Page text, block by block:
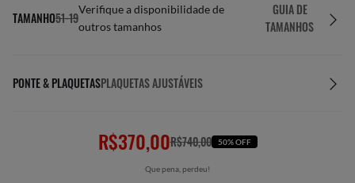
TAMANHO51-19
Verifique a disponibilidade de
outros tamanhos
GUIA DE
TAMANHOS
PONTE & PLAQUETASPLAQUETAS AJUSTÁVEIS
R$370,00R$740,00 50% OFF
Que pena, perdeu!